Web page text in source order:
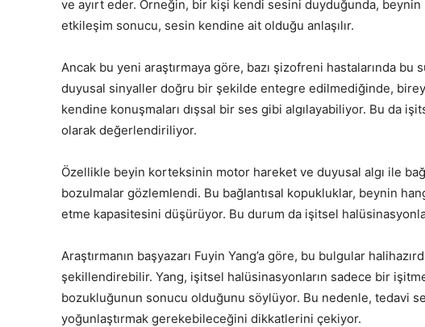
ve ayırt eder. Örneğin, bir kişi kendi sesini duyduğunda,
etkileşim sonucu, sesin kendine ait olduğu anlaşılır.
Ancak bu yeni araştırmaya göre, bazı şizofreni hastalarında
duyusal sinyaller doğru bir şekilde entegre edilmediğinde,
kendine konuşmaları dışsal bir ses gibi algılayabiliyor. Bu da
olarak değerlendiriliyor.
Özellikle beyin korteksinin motor hareket ve duyusal algı ile
bozulmalar gözlemlendi. Bu bağlantısal kopukluklar, beynin
etme kapasitesini düşürüyor. Bu durum da işitsel
Araştırmanın başyazarı Fuyin Yang’a göre, bu bulgular
şekillendirebilir. Yang, işitsel halüsinasyonların sadece bir
bozukluğunun sonucu olduğunu söylüyor. Bu nedenle, tedavi
yoğunlaştırmak gerekebileceğini dikkatlerini çekiyor.